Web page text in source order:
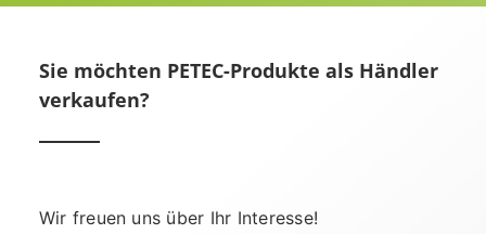
Sie möchten PETEC-Produkte als Händler
verkaufen?
Wir freuen uns über Ihr Interesse!